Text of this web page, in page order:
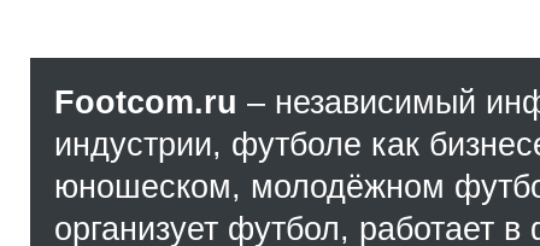
Footcom.ru – независимый
индустрии, футболе как
юношеском, молодёжном
организует футбол, работает